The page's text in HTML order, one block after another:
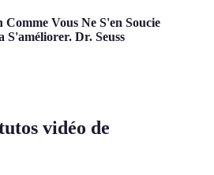
Vous Ne S'en Soucie
S'améliorer. Dr. Seuss
vidéo de